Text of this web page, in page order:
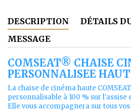
DESCRIPTION
DÉTAILS
MESSAGE
COMSEAT® CHAISE
PERSONNALISEE
La chaise de cinéma haute
personnalisable à 100 % sur l'assise
Elle vous accompagnera sur tous